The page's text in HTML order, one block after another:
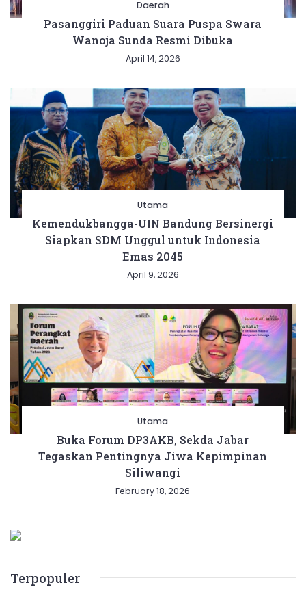
Daerah
Pasanggiri Paduan Suara Puspa Swara
Wanoja Sunda Resmi Dibuka
April 14, 2026
Utama
Kemendukbangga-UIN Bandung Bersinergi
Siapkan SDM Unggul untuk Indonesia
Emas 2045
April 9, 2026
Utama
Buka Forum DP3AKB, Sekda Jabar
Tegaskan Pentingnya Jiwa Kepimpinan
Siliwangi
February 18, 2026
Terpopuler